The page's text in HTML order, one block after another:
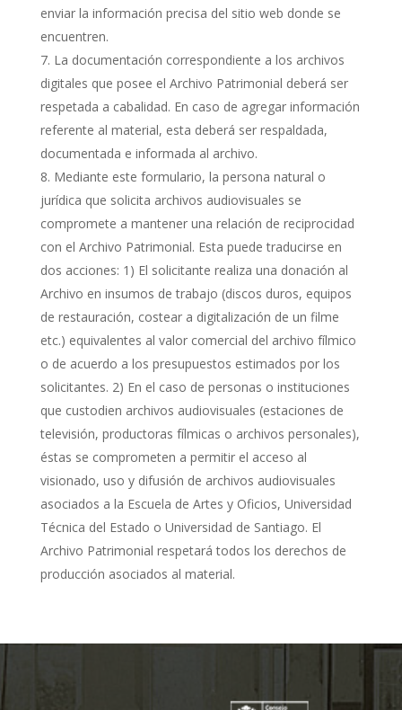
enviar la información precisa del sitio web donde se
encuentren.
La documentación correspondiente a los archivos
digitales que posee el Archivo Patrimonial deberá ser
respetada a cabalidad. En caso de agregar información
referente al material, esta deberá ser respaldada,
documentada e informada al archivo.
Mediante este formulario, la persona natural o
jurídica que solicita archivos audiovisuales se
compromete a mantener una relación de reciprocidad
con el Archivo Patrimonial. Esta puede traducirse en
dos acciones: 1) El solicitante realiza una donación al
Archivo en insumos de trabajo (discos duros, equipos
de restauración, costear a digitalización de un filme
etc.) equivalentes al valor comercial del archivo fílmico
o de acuerdo a los presupuestos estimados por los
solicitantes. 2) En el caso de personas o instituciones
que custodien archivos audiovisuales (estaciones de
televisión, productoras fílmicas o archivos personales),
éstas se comprometen a permitir el acceso al
visionado, uso y difusión de archivos audiovisuales
asociados a la Escuela de Artes y Oficios, Universidad
Técnica del Estado o Universidad de Santiago. El
Archivo Patrimonial respetará todos los derechos de
producción asociados al material.